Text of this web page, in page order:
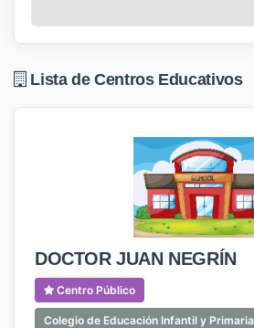
Lista de Centros Educativos
DOCTOR JUAN NEGRÍN
Centro Público
Colegio de Educación Infantil y Primaria